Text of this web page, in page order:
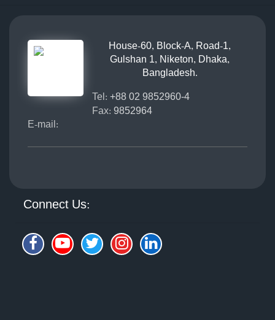
House-60, Block-A, Road-1,
Gulshan 1, Niketon, Dhaka,
Bangladesh.
Tel: +88 02 9852960-4
Fax: 9852964
E-mail:
Connect Us: